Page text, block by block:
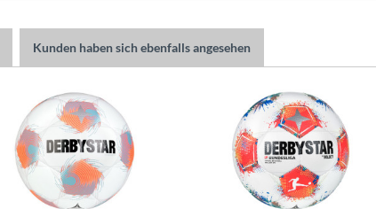
Kunden haben sich ebenfalls angesehen